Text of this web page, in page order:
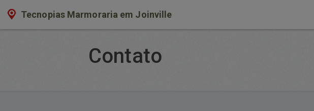
Tecnopias Marmoraria em Joinville
Contato